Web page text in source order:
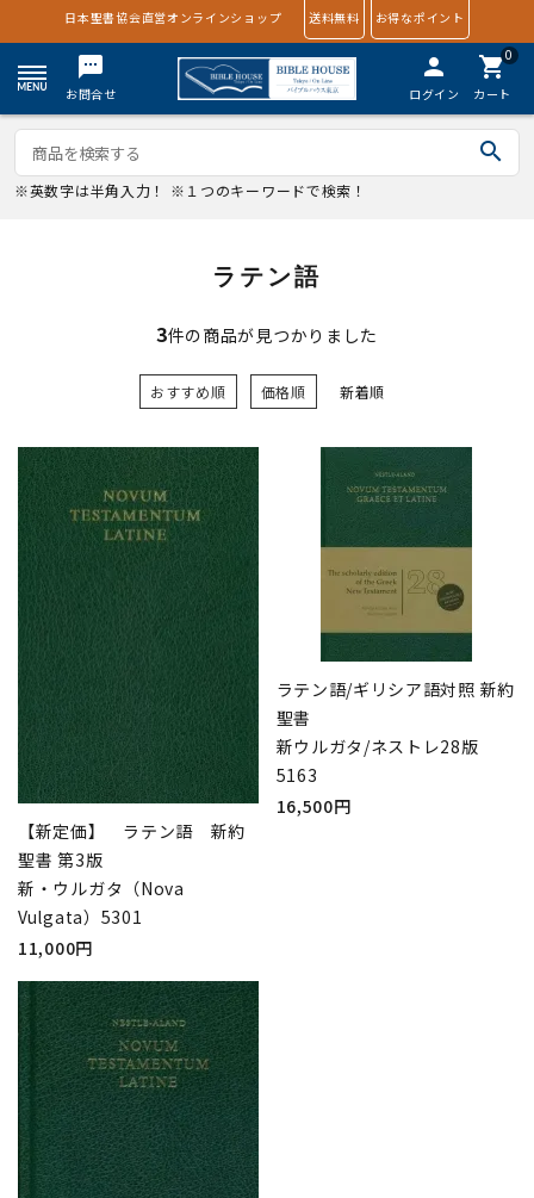
日本聖書協会直営オンラインショップ 送料無料 お得なポイント
textsms
お問合せ
person
ログイン
0
shopping_cart
カート
search
※英数字は半角入力！ ※１つのキーワードで検索！
ラテン語
3件の商品が見つかりました
おすすめ順 価格順 新着順
【新定価】 ラテン語 新約
聖書 第3版
新・ウルガタ（Nova
Vulgata）5301
11,000円
ラテン語/ギリシア語対照 新約
聖書
新ウルガタ/ネストレ28版
5163
16,500円